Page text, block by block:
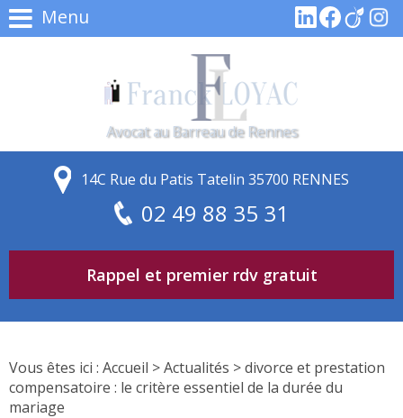
Menu
Avocat au Barreau de Rennes
14C Rue du Patis Tatelin 35700 RENNES
02 49 88 35 31
Rappel et premier rdv gratuit
Vous êtes ici : Accueil >Actualités > divorce et prestation
compensatoire : le critère essentiel de la durée du
mariage